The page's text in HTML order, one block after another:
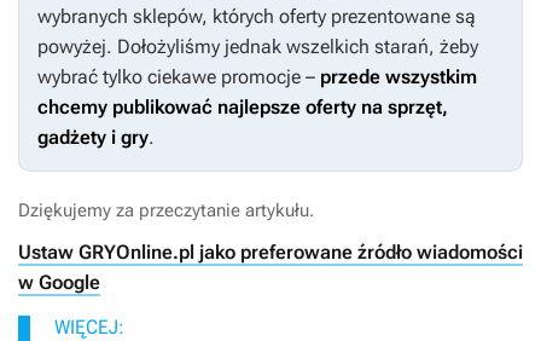
wybranych sklepów, których oferty prezentowane są
powyżej. Dołożyliśmy jednak wszelkich starań, żeby
wybrać tylko ciekawe promocje – przede wszystkim
chcemy publikować najlepsze oferty na sprzęt,
gadżety i gry.
Dziękujemy za przeczytanie artykułu.
Ustaw GRYOnline.pl jako preferowane źródło wiadomości
w Google
WIĘCEJ: